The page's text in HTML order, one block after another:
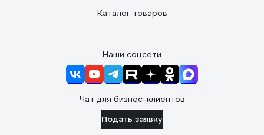
Каталог товаров
Наши соцсети
Чат для бизнес-клиентов
Подать заявку